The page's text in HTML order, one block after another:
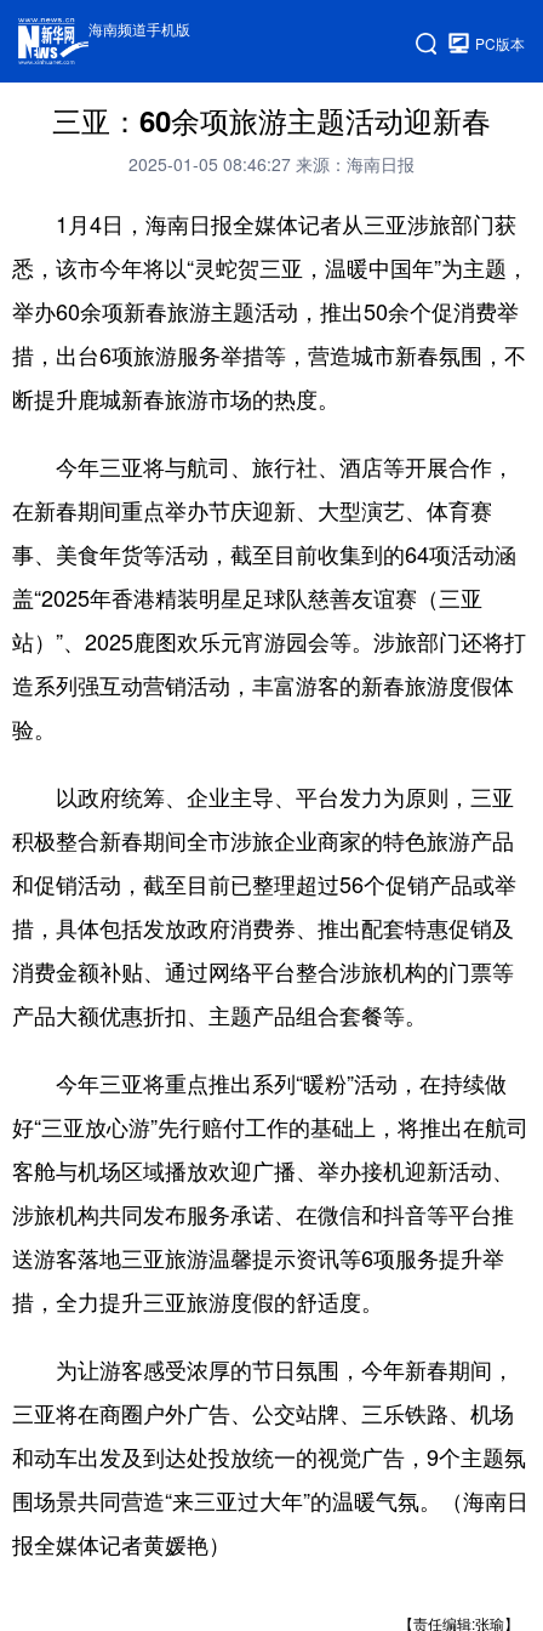
海南频道手机版
PC版本
三亚：60余项旅游主题活动迎新春
2025-01-05 08:46:27 来源：海南日报
1月4日，海南日报全媒体记者从三亚涉旅部门获
悉，该市今年将以“灵蛇贺三亚，温暖中国年”为主题，
举办60余项新春旅游主题活动，推出50余个促消费举
措，出台6项旅游服务举措等，营造城市新春氛围，不
断提升鹿城新春旅游市场的热度。
今年三亚将与航司、旅行社、酒店等开展合作，
在新春期间重点举办节庆迎新、大型演艺、体育赛
事、美食年货等活动，截至目前收集到的64项活动涵
盖“2025年香港精装明星足球队慈善友谊赛（三亚
站）”、2025鹿图欢乐元宵游园会等。涉旅部门还将打
造系列强互动营销活动，丰富游客的新春旅游度假体
验。
以政府统筹、企业主导、平台发力为原则，三亚
积极整合新春期间全市涉旅企业商家的特色旅游产品
和促销活动，截至目前已整理超过56个促销产品或举
措，具体包括发放政府消费券、推出配套特惠促销及
消费金额补贴、通过网络平台整合涉旅机构的门票等
产品大额优惠折扣、主题产品组合套餐等。
今年三亚将重点推出系列“暖粉”活动，在持续做
好“三亚放心游”先行赔付工作的基础上，将推出在航司
客舱与机场区域播放欢迎广播、举办接机迎新活动、
涉旅机构共同发布服务承诺、在微信和抖音等平台推
送游客落地三亚旅游温馨提示资讯等6项服务提升举
措，全力提升三亚旅游度假的舒适度。
为让游客感受浓厚的节日氛围，今年新春期间，
三亚将在商圈户外广告、公交站牌、三乐铁路、机场
和动车出发及到达处投放统一的视觉广告，9个主题氛
围场景共同营造“来三亚过大年”的温暖气氛。（海南日
报全媒体记者黄媛艳）
【责任编辑:张瑜】